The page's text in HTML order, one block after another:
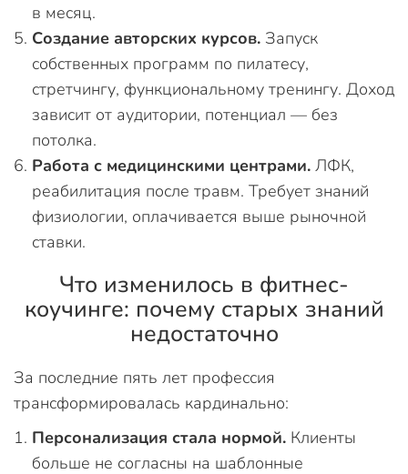
в месяц.
Создание авторских курсов. Запуск
собственных программ по пилатесу,
стретчингу, функциональному тренингу. Доход
зависит от аудитории, потенциал — без
потолка.
Работа с медицинскими центрами. ЛФК,
реабилитация после травм. Требует знаний
физиологии, оплачивается выше рыночной
ставки.
Что изменилось в фитнес-
коучинге: почему старых знаний
недостаточно
За последние пять лет профессия
трансформировалась кардинально:
Персонализация стала нормой. Клиенты
больше не согласны на шаблонные